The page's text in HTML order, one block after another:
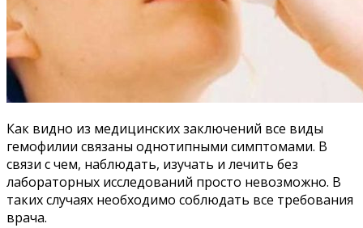
Как видно из медицинских заключений все виды
гемофилии связаны однотипными симптомами. В
связи с чем, наблюдать, изучать и лечить без
лабораторных исследований просто невозможно. В
таких случаях необходимо соблюдать все требования
врача.